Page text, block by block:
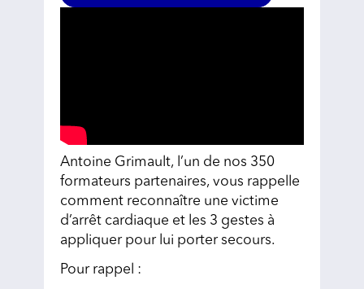
Antoine Grimault, l’un de nos 350
formateurs partenaires, vous rappelle
comment reconnaître une victime
d’arrêt cardiaque et les 3 gestes à
appliquer pour lui porter secours.
Pour rappel :